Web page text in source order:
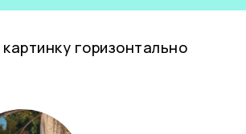
горизонтально